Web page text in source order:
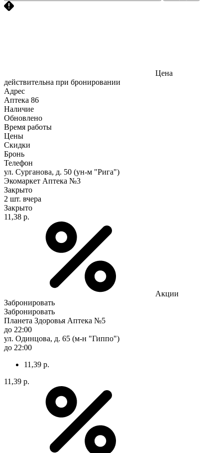
Цена
действительна при бронировании
Адрес
Аптека 86
Наличие
Обновлено
Время работы
Цены
Скидки
Бронь
Телефон
ул. Сурганова, д. 50 (ун-м "Рига")
Экомаркет Аптека №3
Закрыто
2 шт. вчера
Закрыто
11,38 р.
Акции
Забронировать
Забронировать
Планета Здоровья Аптека №5
до 22:00
ул. Одинцова, д. 65 (м-н "Гиппо")
до 22:00
11,39 р.
11,39 р.